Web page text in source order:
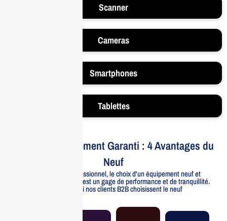
Scanner
Cameras
Smartphones
Tablettes
Votre Investissement Garanti : 4 Avantages du
Neuf
Pour un usage professionnel, le choix d'un équipement neuf et
officiellement distribué est un gage de performance et de tranquillité.
Voici pourquoi nos clients B2B choisissent le neuf